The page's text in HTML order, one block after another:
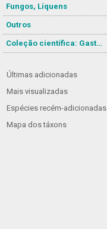
Fungos, Líquens
Outros
Coleção científica: Gastrotricha
Últimas adicionadas
Mais visualizadas
Espécies recém-adicionadas
Mapa dos táxons